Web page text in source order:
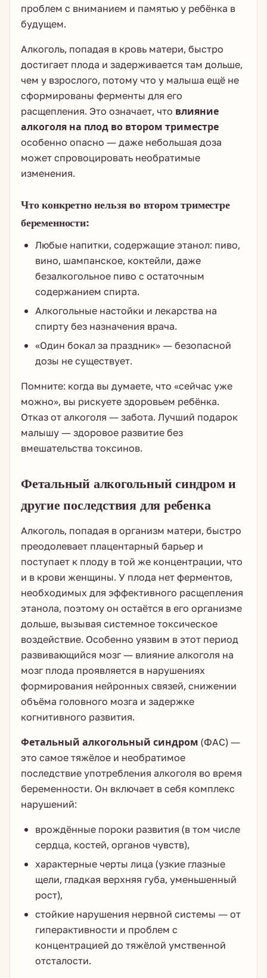
проблем с вниманием и памятью у ребёнка в
будущем.
Алкоголь, попадая в кровь матери, быстро
достигает плода и задерживается там дольше,
чем у взрослого, потому что у малыша ещё не
сформированы ферменты для его
расщепления. Это означает, что влияние
алкоголя на плод во втором триместре
особенно опасно — даже небольшая доза
может спровоцировать необратимые
изменения.
Что конкретно нельзя во втором триместре
беременности:
Любые напитки, содержащие этанол: пиво,
вино, шампанское, коктейли, даже
безалкогольное пиво с остаточным
содержанием спирта.
Алкогольные настойки и лекарства на
спирту без назначения врача.
«Один бокал за праздник» — безопасной
дозы не существует.
Помните: когда вы думаете, что «сейчас уже
можно», вы рискуете здоровьем ребёнка.
Отказ от алкоголя — забота. Лучший подарок
малышу — здоровое развитие без
вмешательства токсинов.
Фетальный алкогольный синдром и
другие последствия для ребенка
Алкоголь, попадая в организм матери, быстро
преодолевает плацентарный барьер и
поступает к плоду в той же концентрации, что
и в крови женщины. У плода нет ферментов,
необходимых для эффективного расщепления
этанола, поэтому он остаётся в его организме
дольше, вызывая системное токсическое
воздействие. Особенно уязвим в этот период
развивающийся мозг — влияние алкоголя на
мозг плода проявляется в нарушениях
формирования нейронных связей, снижении
объёма головного мозга и задержке
когнитивного развития.
Фетальный алкогольный синдром (ФАС) —
это самое тяжёлое и необратимое
последствие употребления алкоголя во время
беременности. Он включает в себя комплекс
нарушений:
врождённые пороки развития (в том числе
сердца, костей, органов чувств),
характерные черты лица (узкие глазные
щели, гладкая верхняя губа, уменьшенный
рост),
стойкие нарушения нервной системы — от
гиперактивности и проблем с
концентрацией до тяжёлой умственной
отсталости.